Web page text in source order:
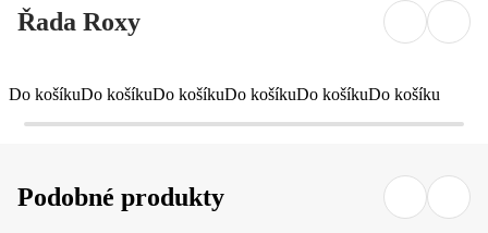
Řada Roxy
Do košíkuDo košíkuDo košíkuDo košíkuDo košíkuDo košíku
Podobné produkty